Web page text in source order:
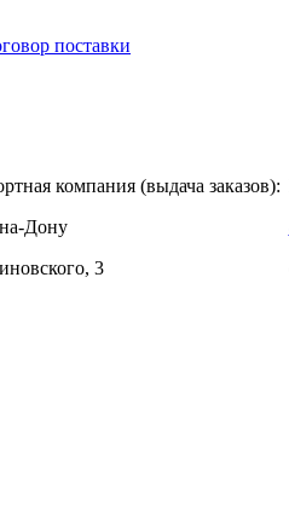
поставки
компания (выдача заказов):
Дону
3